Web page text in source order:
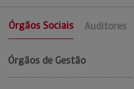
Órgãos Sociais Auditores
Órgãos de Gestão